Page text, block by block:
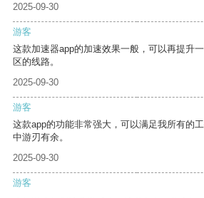
2025-09-30
游客
这款加速器app的加速效果一般，可以再提升
区的线路。
2025-09-30
游客
这款app的功能非常强大，可以满足我所有的
中游刃有余。
2025-09-30
游客